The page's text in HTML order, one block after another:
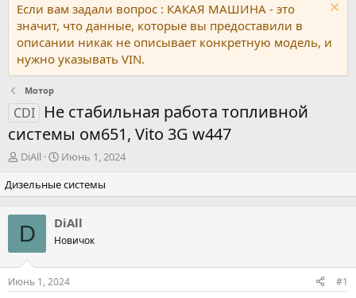
Если вам задали вопрос : КАКАЯ МАШИНА - это
значит, что данные, которые вы предоставили в
описании никак не описывает конкретную модель, и
нужно указывать VIN.
Мотор
CDI
Не стабильная работа топливной
системы ом651, Vito 3G w447
А
т
о
р
т
е
м
ы
DiAll
Д
т
а
а
ч
л
а
Июнь 1, 2024
Дизельные системы
D DiAll
Новичок
Июнь 1, 2024 #1